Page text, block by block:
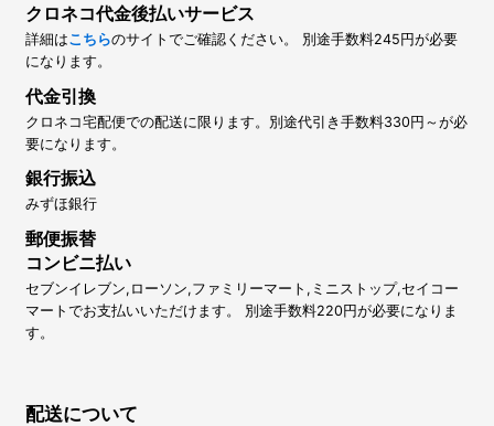
クロネコ代金後払いサービス
詳細はこちらのサイトでご確認ください。 別途手数料245円が必要
になります。
代金引換
クロネコ宅配便での配送に限ります。別途代引き手数料330円～が必
要になります。
銀行振込
みずほ銀行
郵便振替
コンビニ払い
セブンイレブン,ローソン,ファミリーマート,ミニストップ,セイコー
マートでお支払いいただけます。 別途手数料220円が必要になりま
す。
配送について